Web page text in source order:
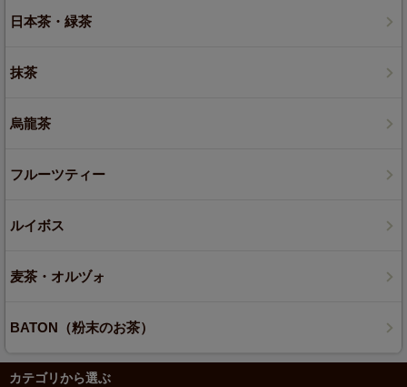
日本茶・緑茶
抹茶
烏龍茶
フルーツティー
ルイボス
麦茶・オルヅォ
BATON（粉末のお茶）
カテゴリから選ぶ